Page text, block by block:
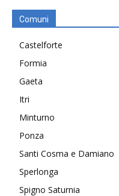
Comuni
Castelforte
Formia
Gaeta
Itri
Minturno
Ponza
Santi Cosma e Damiano
Sperlonga
Spigno Saturnia